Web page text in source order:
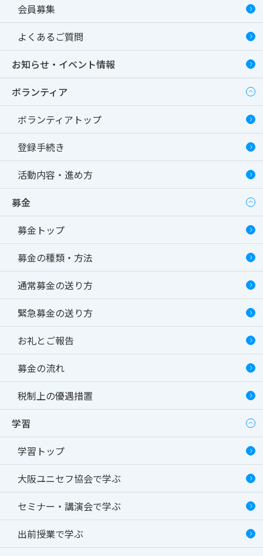
会員募集
よくあるご質問
お知らせ・イベント情報
ボランティア
ボランティアトップ
登録手続き
活動内容・進め方
募金
募金トップ
募金の種類・方法
通常募金の送り方
緊急募金の送り方
お礼とご報告
募金の流れ
税制上の優遇措置
学習
学習トップ
大阪ユニセフ協会で学ぶ
セミナー・講演会で学ぶ
出前授業で学ぶ